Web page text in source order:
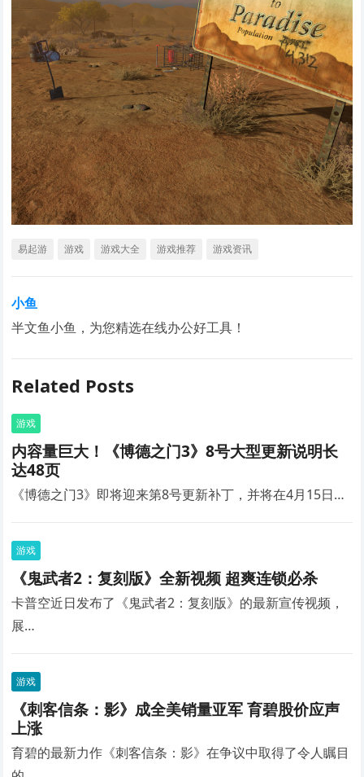
易起游 游戏 游戏大全 游戏推荐 游戏资讯
小鱼
半文鱼小鱼，为您精选在线办公好工具！
Related Posts
游戏
内容量巨大！《博德之门3》8号大型更新说明长
达48页
《博德之门3》即将迎来第8号更新补丁，并将在4月15日…
游戏
《鬼武者2：复刻版》全新视频 超爽连锁必杀
卡普空近日发布了《鬼武者2：复刻版》的最新宣传视频，
展…
游戏
《刺客信条：影》成全美销量亚军 育碧股价应声
上涨
育碧的最新力作《刺客信条：影》在争议中取得了令人瞩目